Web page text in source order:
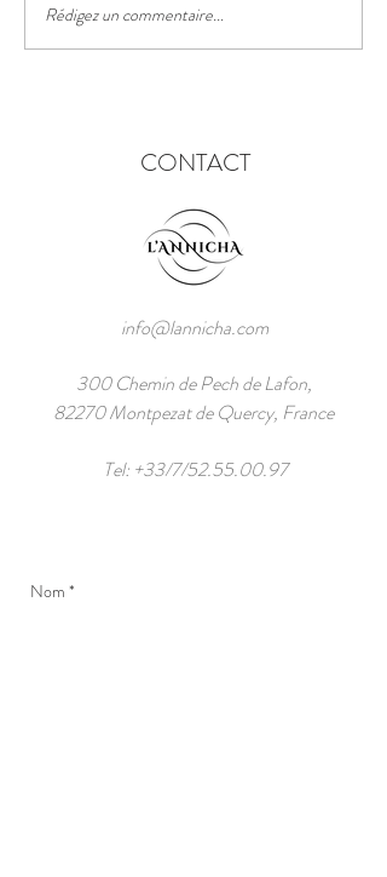
Le festival des lanternes
chinoises
Rédigez un commentaire...
CONTACT
info@lannicha.com
300 Chemin de Pech de Lafon,
82270 Montpezat de Quercy, France
Tel: +33/7/52.55.00.97